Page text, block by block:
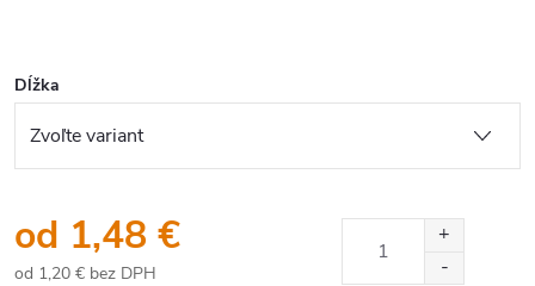
Dĺžka
od 1,48 €
od 1,20 € bez DPH